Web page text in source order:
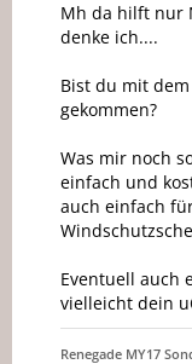
Mh da hilft nur
denke ich....
Bist du mit
gekommen?
Was mir noch
einfach und
auch einfach
Eventuell auch
vielleicht dein
Renegade MY17